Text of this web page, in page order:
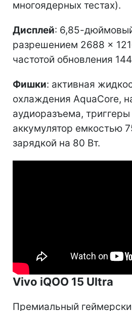
многоядерных тестах).
Дисплей: 6,85-
разрешением 2688 ×
частотой обновления
Фишки: активная
охлаждения AquaCore,
аудиоразъема,
аккумулятор емкостью
зарядкой на 80 Вт.
Vivo iQOO 15 Ultra
Премиальный